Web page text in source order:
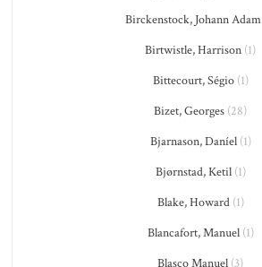
Birckenstock, Johann Adam
Birtwistle, Harrison (1)
Bittecourt, Ségio(1)
Bizet, Georges (28)
Bjarnason, Daníel(1)
Bjørnstad, Ketil(1)
Blake, Howard(1)
Blancafort, Manuel(1)
Blasco Manuel (3)